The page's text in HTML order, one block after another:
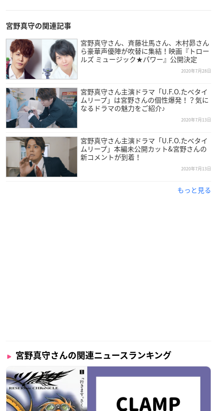
宮野真守の関連記事
宮野真守さん、斉藤壮馬さん、木村昴さん
ら豪華声優陣が吹替に集結！映画『トロー
ルズ ミュージック★パワー』公開決定
2020年7月28日
宮野真守さん主演ドラマ「U.F.O.たべタイ
ムリープ」は宮野さんの個性爆発！？気に
なるドラマの魅力をご紹介♪
2020年7月13日
宮野真守さん主演ドラマ「U.F.O.たべタイ
ムリープ」本編未公開カット&宮野さんの
新コメントが到着！
2020年7月13日
もっと見る
宮野真守さんの関連ニュースランキング